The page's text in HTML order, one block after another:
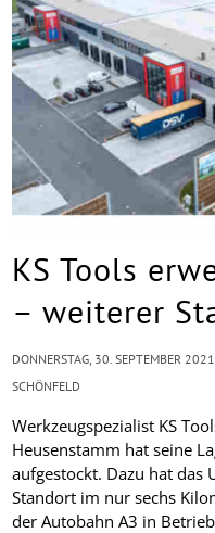
KS Tools
– weiterer
Werkzeugspezialist KS
Heusenstamm hat seine
aufgestockt. Dazu hat das
Standort im nur sechs
der Autobahn A3 in
DONNERSTAG, 30. SEPTEMBER 2021
SCHÖNFELD